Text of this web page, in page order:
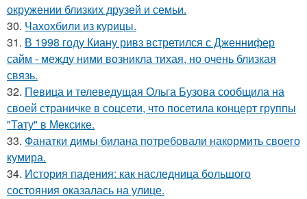
окружении близких друзей и семьи.
30. Чахохбили из курицы.
31. В 1998 году Киану ривз встретился с Дженнифер
сайм - между ними возникла тихая, но очень близкая
связь.
32. Певица и телеведущая Ольга Бузова сообщила на
своей страничке в соцсети, что посетила концерт группы
"Тату" в Мексике.
33. Фанатки димы билана потребовали накормить своего
кумира.
34. История падения: как наследница большого
состояния оказалась на улице.